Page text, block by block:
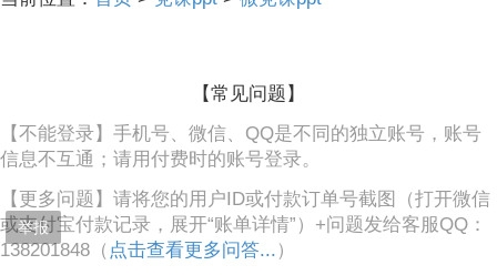
举报
持，书记不在时由副书记主持。,支部委员会制度,会议内容,（1）研究
【常见问题】
【不能登录】手机号、微信、QQ是不同的独立账号，账号
信息不互通；请用付费时的账号登录。
【更多问题】请将您的用户ID或付款订单号截图（打开微信
或支付宝付款记录，展开“账单详情”）+问题发给客服QQ：
138201848（ 点击查看更多问答... ）